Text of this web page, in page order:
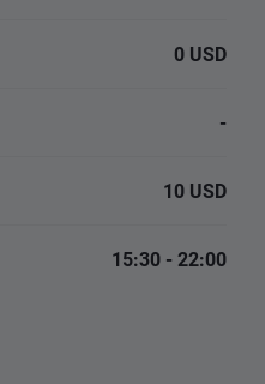
0 USD
-
10 USD
15:30 - 22:00